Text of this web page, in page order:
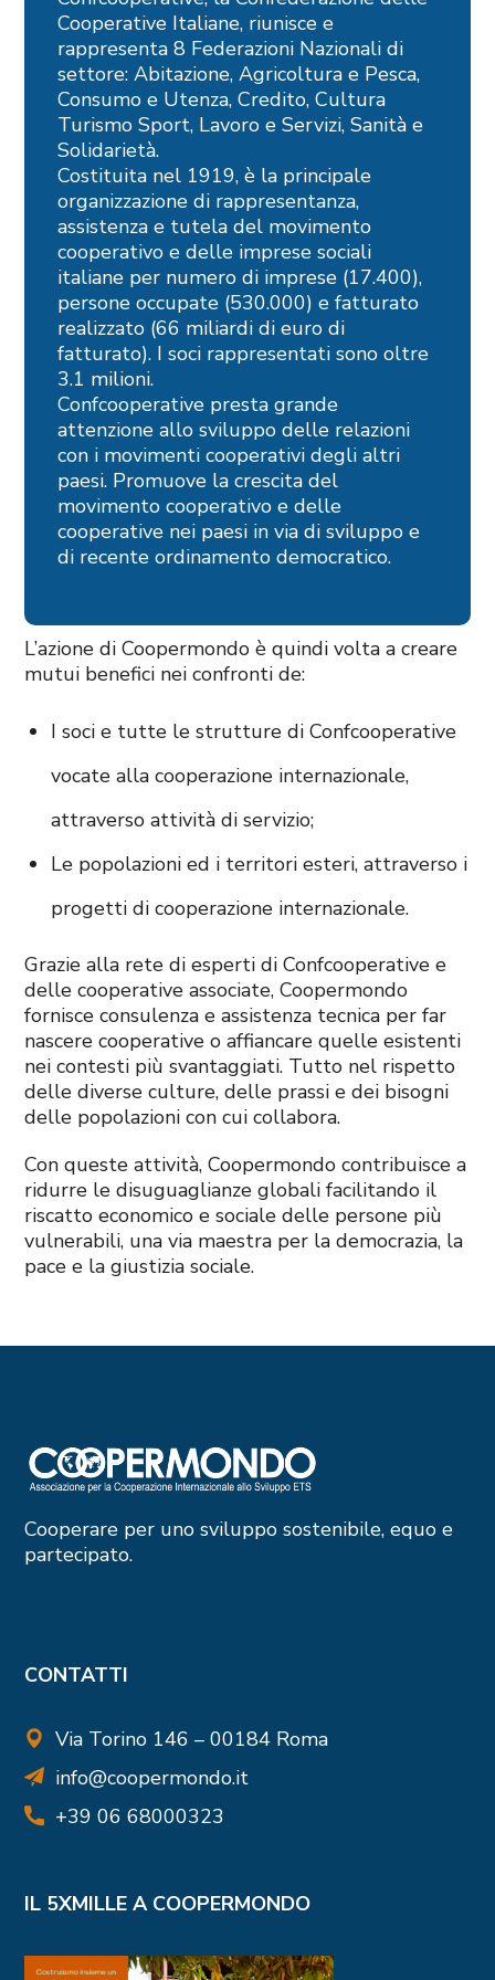
Cooperative Italiane, riunisce e
rappresenta 8 Federazioni Nazionali di
settore: Abitazione, Agricoltura e Pesca,
Consumo e Utenza, Credito, Cultura
Turismo Sport, Lavoro e Servizi, Sanità e
Solidarietà.
Costituita nel 1919, è la principale
organizzazione di rappresentanza,
assistenza e tutela del movimento
cooperativo e delle imprese sociali
italiane per numero di imprese (17.400),
persone occupate (530.000) e fatturato
realizzato (66 miliardi di euro di
fatturato). I soci rappresentati sono oltre
3.1 milioni.
Confcooperative presta grande
attenzione allo sviluppo delle relazioni
con i movimenti cooperativi degli altri
paesi. Promuove la crescita del
movimento cooperativo e delle
cooperative nei paesi in via di sviluppo e
di recente ordinamento democratico.
L’azione di Coopermondo è quindi volta a creare
mutui benefici nei confronti de:
I soci e tutte le strutture di Confcooperative
vocate alla cooperazione internazionale,
attraverso attività di servizio;
Le popolazioni ed i territori esteri, attraverso i
progetti di cooperazione internazionale.
Grazie alla rete di esperti di Confcooperative e
delle cooperative associate, Coopermondo
fornisce consulenza e assistenza tecnica per far
nascere cooperative o affiancare quelle esistenti
nei contesti più svantaggiati. Tutto nel rispetto
delle diverse culture, delle prassi e dei bisogni
delle popolazioni con cui collabora.
Con queste attività, Coopermondo contribuisce a
ridurre le disuguaglianze globali facilitando il
riscatto economico e sociale delle persone più
vulnerabili, una via maestra per la democrazia, la
pace e la giustizia sociale.
Cooperare per uno sviluppo sostenibile, equo e
partecipato.
CONTATTI
Via Torino 146 – 00184 Roma
info@coopermondo.it
+39 06 68000323
IL 5XMILLE A COOPERMONDO